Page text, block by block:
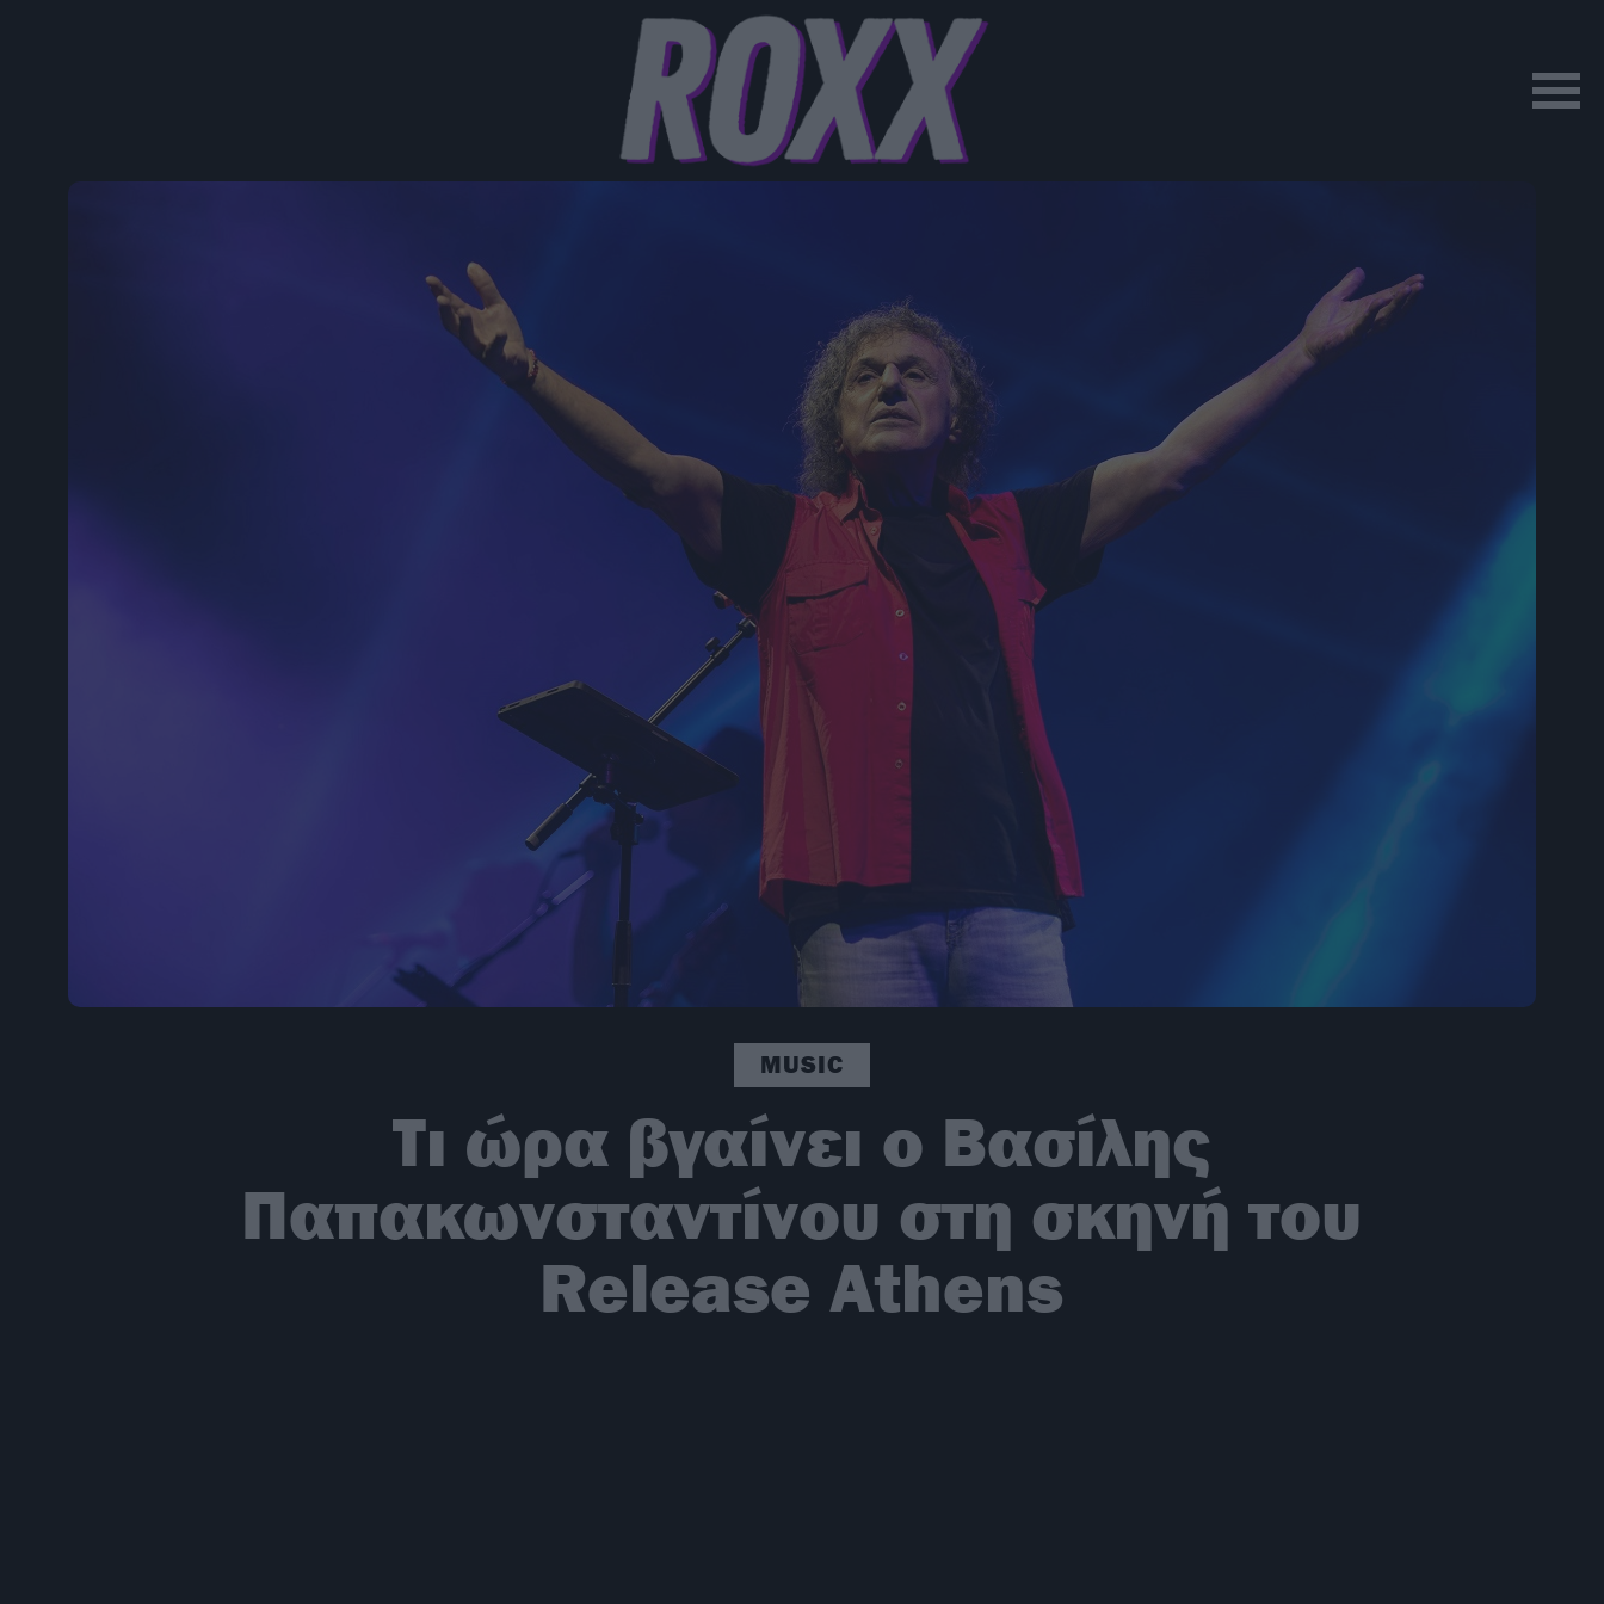
MUSIC
Τι ώρα βγαίνει ο Βασίλης
Παπακωνσταντίνου στη σκηνή του
Release Athens